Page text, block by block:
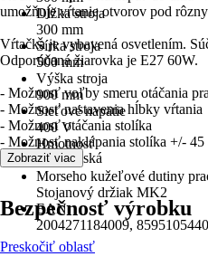
Dĺžka stroja
300 mm
Šírka stroja
500 mm
Výška stroja
900 mm
Sieťové napätie
400 V
Hmotnosť
66 kg
Morseho kužeľové dutiny
Stojanový držiak MK2
EAN
2004271184009,
umožňuje vŕtanie otvorov pod
Vŕtačka je vybavená osvetlením.
Odporúčaná žiarovka je E27 60W.
- Možnosť voľby smeru otáčania
- Možnosť nastavenia hĺbky vŕtania
- Možnosť otáčania stolíka
- Možnosť naklápania stolíka +/- 45
- Radiálne ložiská
Zobraziť viac
Bezpečnosť výrobku
Preskočiť oblasť